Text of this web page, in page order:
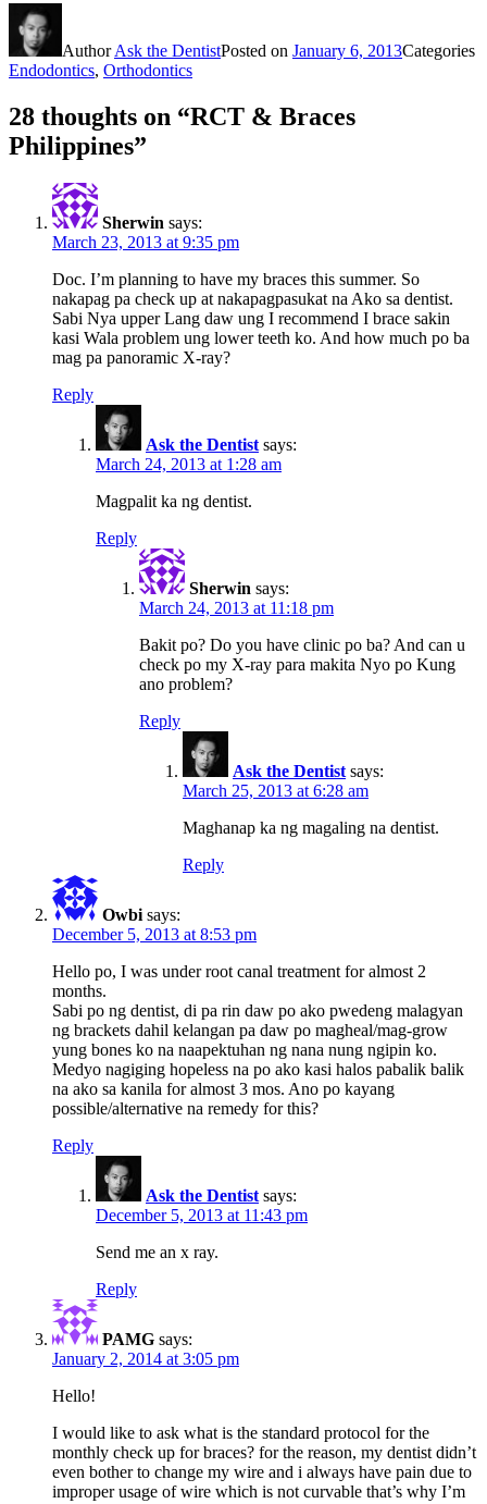
AuthorAsk the DentistPosted on January 6, 2013Categories
Endodontics, Orthodontics
28 thoughts on “RCT & Braces
Philippines”
Sherwin says:
March 23, 2013 at 9:35 pm
Doc. I’m planning to have my braces this summer. So
nakapag pa check up at nakapagpasukat na Ako sa dentist.
Sabi Nya upper Lang daw ung I recommend I brace sakin
kasi Wala problem ung lower teeth ko. And how much po ba
mag pa panoramic X-ray?
Reply
Ask the Dentist says:
March 24, 2013 at 1:28 am
Magpalit ka ng dentist.
Reply
Sherwin says:
March 24, 2013 at 11:18 pm
Bakit po? Do you have clinic po ba? And can u
check po my X-ray para makita Nyo po Kung
ano problem?
Reply
Ask the Dentist says:
March 25, 2013 at 6:28 am
Maghanap ka ng magaling na dentist.
Reply
Owbi says:
December 5, 2013 at 8:53 pm
Hello po, I was under root canal treatment for almost 2
months.
Sabi po ng dentist, di pa rin daw po ako pwedeng malagyan
ng brackets dahil kelangan pa daw po magheal/mag-grow
yung bones ko na naapektuhan ng nana nung ngipin ko.
Medyo nagiging hopeless na po ako kasi halos pabalik balik
na ako sa kanila for almost 3 mos. Ano po kayang
possible/alternative na remedy for this?
Reply
Ask the Dentist says:
December 5, 2013 at 11:43 pm
Send me an x ray.
Reply
PAMG says:
January 2, 2014 at 3:05 pm
Hello!
I would like to ask what is the standard protocol for the
monthly check up for braces? for the reason, my dentist didn’t
even bother to change my wire and i always have pain due to
improper usage of wire which is not curvable that’s why I’m